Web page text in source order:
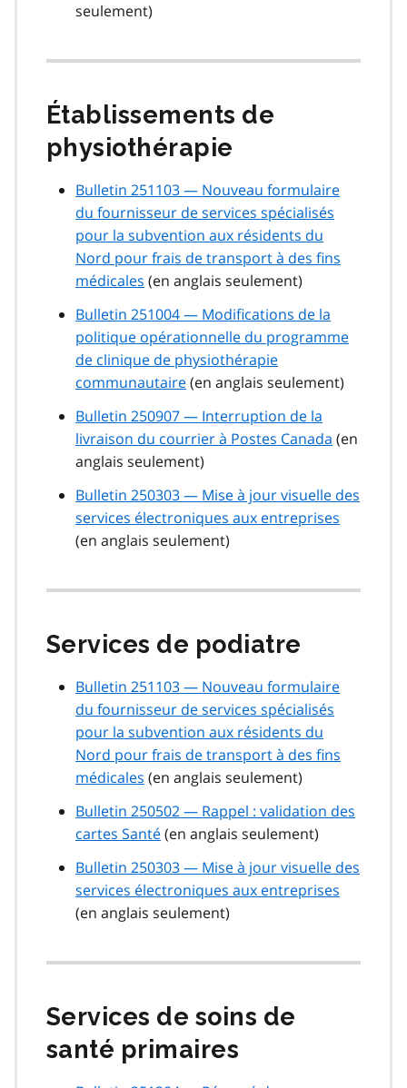
seulement)
Établissements de
physiothérapie
Bulletin 251103 — Nouveau formulaire
du fournisseur de services spécialisés
pour la subvention aux résidents du
Nord pour frais de transport à des fins
médicales (en anglais seulement)
Bulletin 251004 — Modifications de la
politique opérationnelle du programme
de clinique de physiothérapie
communautaire(en anglais seulement)
Bulletin 250907 — Interruption de la
livraison du courrier à Postes Canada (en
anglais seulement)
Bulletin 250303 — Mise à jour visuelle des
services électroniques aux entreprises
(en anglais seulement)
Services de podiatre
Bulletin 251103 — Nouveau formulaire
du fournisseur de services spécialisés
pour la subvention aux résidents du
Nord pour frais de transport à des fins
médicales (en anglais seulement)
Bulletin 250502 — Rappel : validation des
cartes Santé(en anglais seulement)
Bulletin 250303 — Mise à jour visuelle des
services électroniques aux entreprises
(en anglais seulement)
Services de soins de
santé primaires